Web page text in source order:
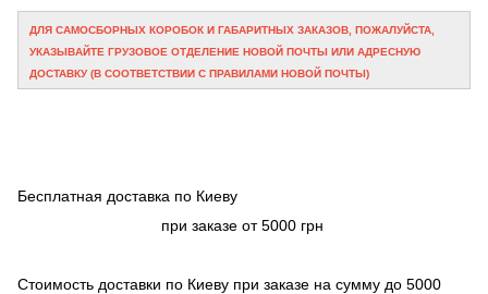
ДЛЯ САМОСБОРНЫХ КОРОБОК И ГАБАРИТНЫХ ЗАКАЗОВ, ПОЖАЛУЙСТА,
УКАЗЫВАЙТЕ ГРУЗОВОЕ ОТДЕЛЕНИЕ НОВОЙ ПОЧТЫ ИЛИ АДРЕСНУЮ
ДОСТАВКУ (В СООТВЕТСТВИИ С ПРАВИЛАМИ НОВОЙ ПОЧТЫ)
Бесплатная доставка по Киеву
при заказе от 5000 грн
Стоимость доставки по Киеву при заказе на сумму до 5000